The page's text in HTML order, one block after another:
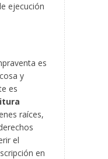
ejecución
es
y
es
raíces,
el
en